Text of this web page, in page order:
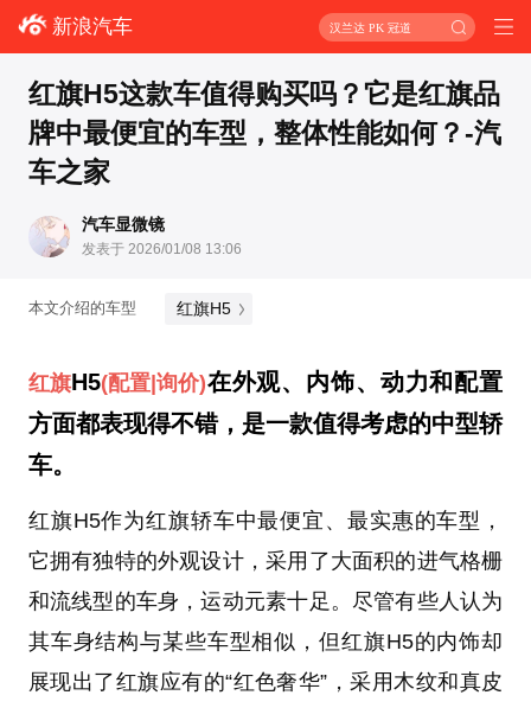
新浪汽车 汉兰达 PK 冠道
红旗H5这款车值得购买吗？它是红旗品
牌中最便宜的车型，整体性能如何？-汽
车之家
汽车显微镜
发表于 2026/01/08 13:06
本文介绍的车型 红旗H5
红旗H5(配置|询价)在外观、内饰、动力和配置
方面都表现得不错，是一款值得考虑的中型轿
车。
红旗H5作为红旗轿车中最便宜、最实惠的车型，
它拥有独特的外观设计，采用了大面积的进气格栅
和流线型的车身，运动元素十足。尽管有些人认为
其车身结构与某些车型相似，但红旗H5的内饰却
展现出了红旗应有的“红色奢华”，采用木纹和真皮